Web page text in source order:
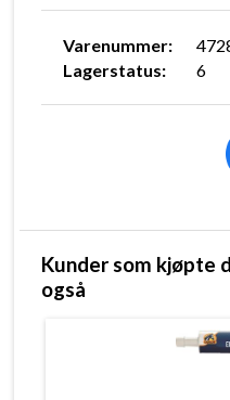
Varenummer:
Lagerstatus:
6
Kunder som
også